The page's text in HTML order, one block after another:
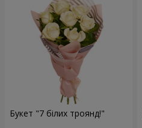
Букет "7 білих троянд!"